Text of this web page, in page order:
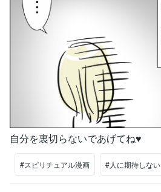
自分を裏切らないであげてね♥
#スピリチュアル漫画 #人に期待しない